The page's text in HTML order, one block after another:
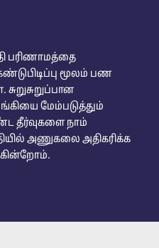
பரிணாமத்தை
மூலம் பண
மேம்படுத்தும்
தீர்வுகளை நாம்
அணுகலை அதிகரிக்க